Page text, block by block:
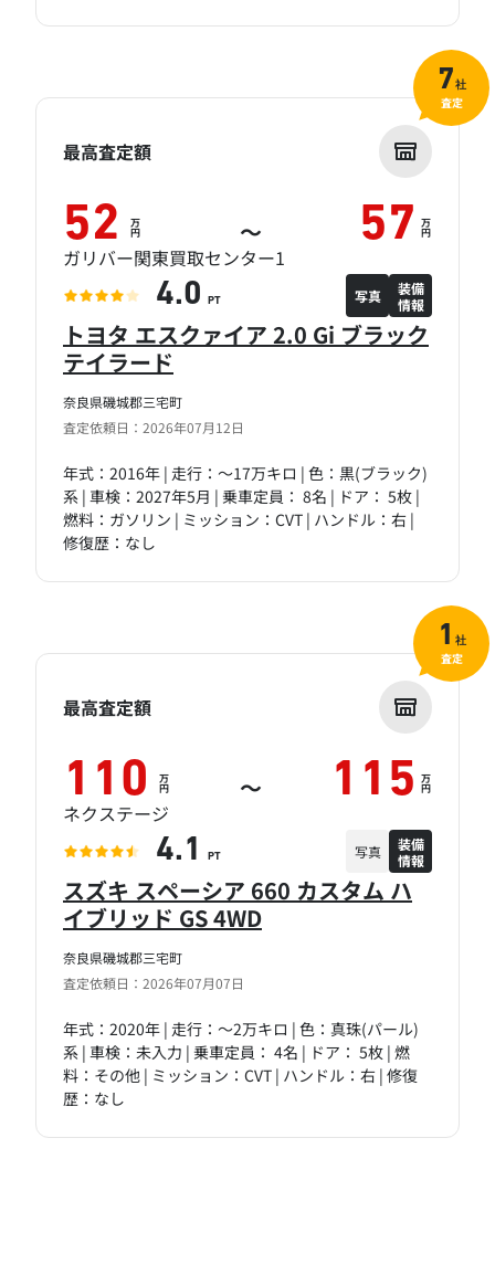
奈良県磯城郡三宅町
査定依頼日：2026年07月12日
トヨタ エスクァイア 2.0 Gi ブラック
テイラード
年式：2016年 | 走行：～17万キロ | 色：黒(ブラック)
系 | 車検：2027年5月 | 乗車定員： 8名 | ドア： 5枚 |
燃料：ガソリン | ミッション：CVT | ハンドル：右 |
修復歴：なし
最高査定額
52 万
円 ～ 57 万
円
ガリバー関東買取センター1
4.0 PT 写真
装備
情報
7社
査定
奈良県磯城郡三宅町
査定依頼日：2026年07月07日
スズキ スペーシア 660 カスタム ハ
イブリッド GS 4WD
年式：2020年 | 走行：～2万キロ | 色：真珠(パール)
系 | 車検：未入力 | 乗車定員： 4名 | ドア： 5枚 | 燃
料：その他 | ミッション：CVT | ハンドル：右 | 修復
歴：なし
最高査定額
110 万
円 ～ 115 万
円
ネクステージ
4.1 PT 写真
装備
情報
1 社
査定